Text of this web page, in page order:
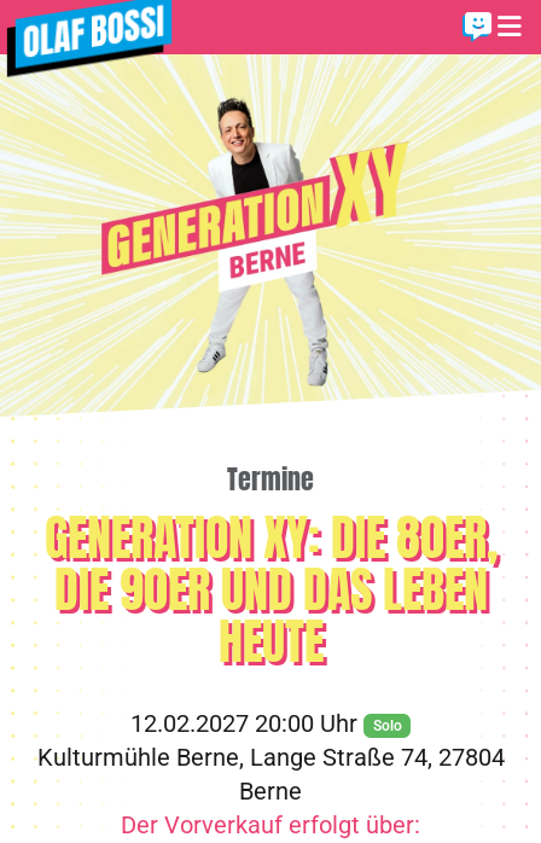
Termine
GENERATION XY: DIE 80ER,
DIE 90ER UND DAS LEBEN
HEUTE
12.02.2027 20:00 Uhr Solo
Kulturmühle Berne, Lange Straße 74, 27804
Berne
Der Vorverkauf erfolgt über: